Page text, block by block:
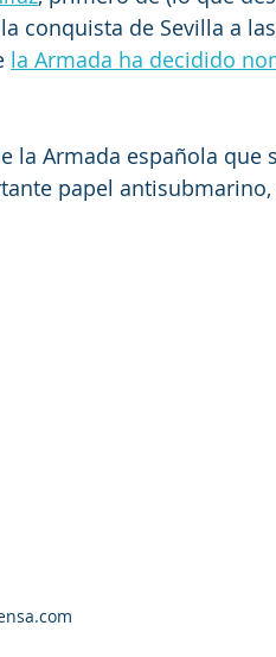
conquista de Sevilla a
la Armada ha decidido
la Armada española que
papel